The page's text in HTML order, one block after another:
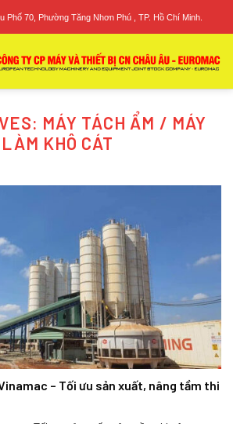
Phố 70, Phường Tăng Nhơn Phú , TP. Hồ Chí Minh.
MÁY TÁCH ẨM / MÁY
LÀM KHÔ CÁT
– Tối ưu sản xuất, nâng tầm thi